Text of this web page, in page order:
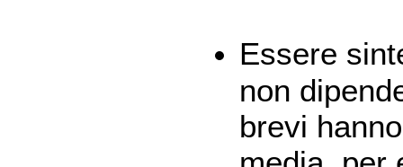
Essere
non
brevi